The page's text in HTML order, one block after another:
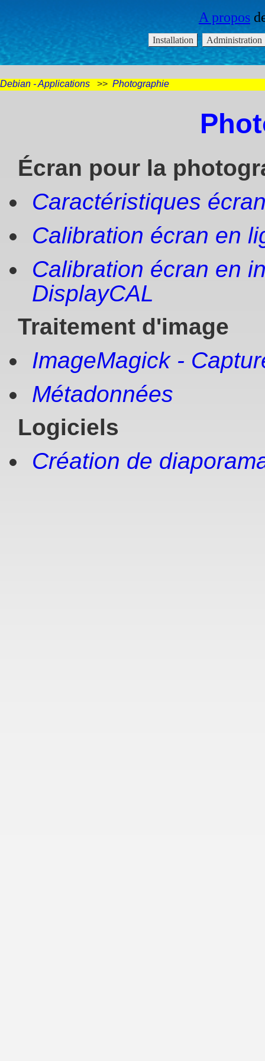
Debian - Applications >> Photographie
Écran pour la
Caractéristiques
Calibration écran en
Calibration écran en
DisplayCAL
Traitement d'image
ImageMagick -
Métadonnées
Logiciels
Création de